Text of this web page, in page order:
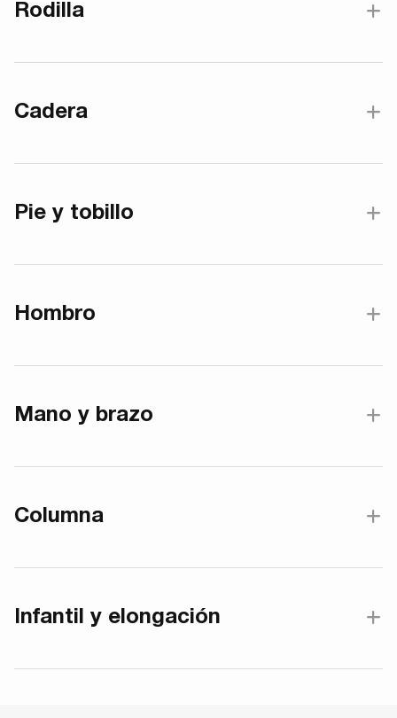
Rodilla
Cadera
Pie y tobillo
Hombro
Mano y brazo
Columna
Infantil y elongación